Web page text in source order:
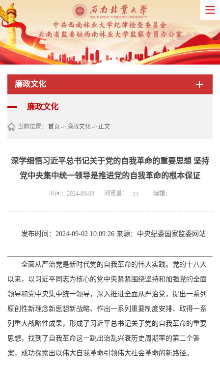
廉政文化
廉政文化
当前位置： 首页 -> 廉政文化-> 正文
深学细悟习近平总书记关于党的自我革命的重要思想 坚持
党中央集中统一领导是推进党的自我革命的根本保证
时间：2024-09-03 浏览量： 13 编辑：
发布时间：2024-09-02 10:09:26 来源：中央纪委国家监委网站
全面从严治党是新时代党的自我革命的伟大实践。党的十八大
以来，以习近平同志为核心的党中央紧紧围绕坚持和加强党的全面
领导和党中央集中统一领导，深入推进全面从严治党，提出一系列
原创性新理念新思想新战略、作出一系列重要制度安排、取得一系
列重大战略性成果，形成了习近平总书记关于党的自我革命的重要
思想，找到了自我革命这一跳出治乱兴衰历史周期率的第二个答
案，成功探索出以伟大自我革命引领伟大社会革命的新路径。